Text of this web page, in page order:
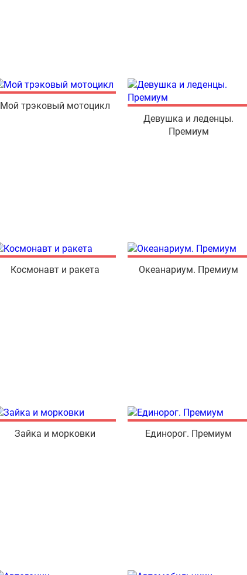
Мой трэковый мотоцикл
Девушка и леденцы.
Премиум
Космонавт и ракета Океанариум. Премиум
Зайка и морковки
Единорог. Премиум